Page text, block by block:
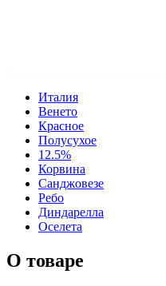
Италия
Венето
Красное
Полусухое
12.5%
Корвина
Санджовезе
Ребо
Диндарелла
Оселета
О товаре